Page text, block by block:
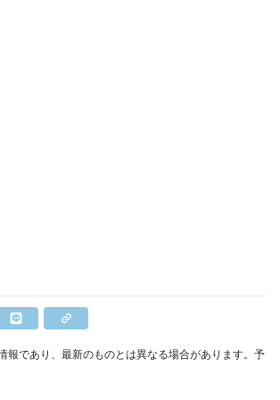
報であり、最新のものとは異なる場合があります。予